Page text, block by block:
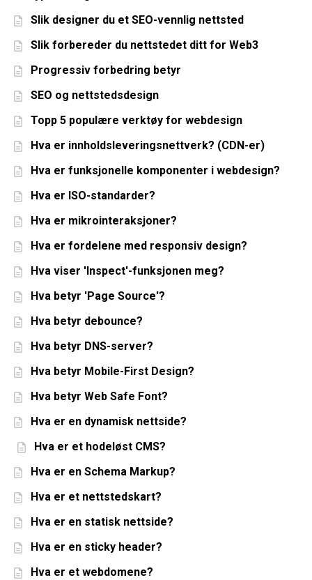
Slik designer du et SEO-vennlig nettsted
Slik forbereder du nettstedet ditt for Web3
Progressiv forbedring betyr
SEO og nettstedsdesign
Topp 5 populære verktøy for webdesign
Hva er innholdsleveringsnettverk? (CDN-er)
Hva er funksjonelle komponenter i webdesign?
Hva er ISO-standarder?
Hva er mikrointeraksjoner?
Hva er fordelene med responsiv design?
Hva viser 'Inspect'-funksjonen meg?
Hva betyr 'Page Source'?
Hva betyr debounce?
Hva betyr DNS-server?
Hva betyr Mobile-First Design?
Hva betyr Web Safe Font?
Hva er en dynamisk nettside?
Hva er et hodeløst CMS?
Hva er en Schema Markup?
Hva er et nettstedskart?
Hva er en statisk nettside?
Hva er en sticky header?
Hva er et webdomene?